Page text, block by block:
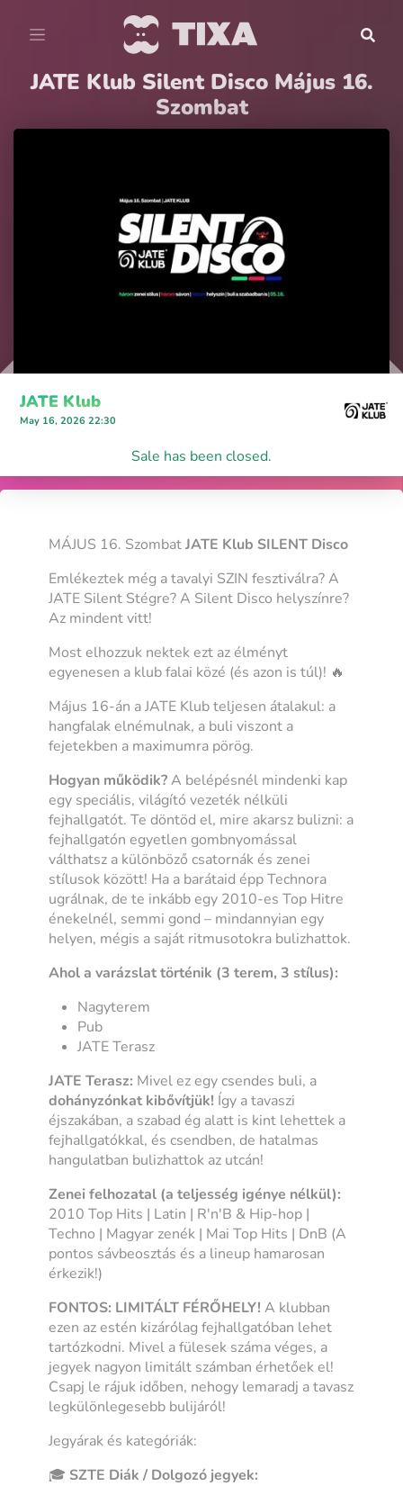
JATE Klub Silent Disco Május 16.
Szombat
JATE Klub
May 16, 2026 22:30
Sale has been closed.
MÁJUS 16. SzombatJATE Klub SILENT Disco
Emlékeztek még a tavalyi SZIN fesztiválra? A
JATE Silent Stégre? A Silent Disco helyszínre?
Az mindent vitt!
Most elhozzuk nektek ezt az élményt
egyenesen a klub falai közé (és azon is túl)! 🔥
Május 16-án a JATE Klub teljesen átalakul: a
hangfalak elnémulnak, a buli viszont a
fejetekben a maximumra pörög.
Hogyan működik?A belépésnél mindenki kap
egy speciális, világító vezeték nélküli
fejhallgatót. Te döntöd el, mire akarsz bulizni: a
fejhallgatón egyetlen gombnyomással
válthatsz a különböző csatornák és zenei
stílusok között! Ha a barátaid épp Technora
ugrálnak, de te inkább egy 2010-es Top Hitre
énekelnél, semmi gond – mindannyian egy
helyen, mégis a saját ritmusotokra bulizhattok.
Ahol a varázslat történik (3 terem, 3 stílus):
Nagyterem
Pub
JATE Terasz
JATE Terasz: Mivel ez egy csendes buli, a
dohányzónkat kibővítjük! Így a tavaszi
éjszakában, a szabad ég alatt is kint lehettek a
fejhallgatókkal, és csendben, de hatalmas
hangulatban bulizhattok az utcán!
Zenei felhozatal (a teljesség igénye nélkül):
2010 Top Hits | Latin | R'n'B & Hip-hop |
Techno | Magyar zenék | Mai Top Hits | DnB (A
pontos sávbeosztás és a lineup hamarosan
érkezik!)
FONTOS: LIMITÁLT FÉRŐHELY! A klubban
ezen az estén kizárólag fejhallgatóban lehet
tartózkodni. Mivel a fülesek száma véges, a
jegyek nagyon limitált számban érhetőek el!
Csapj le rájuk időben, nehogy lemaradj a tavasz
legkülönlegesebb bulijáról!
Jegyárak és kategóriák:
🎓 SZTE Diák / Dolgozó jegyek: